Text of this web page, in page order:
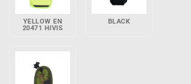
YELLOW EN
20471 HIVIS
BLACK